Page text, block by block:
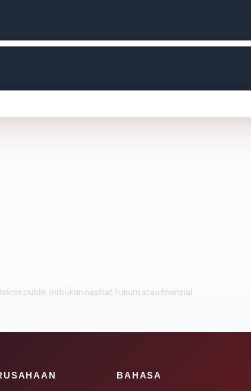
publik. Ini bukan nasihat hukum atau finansial.
BAHASA